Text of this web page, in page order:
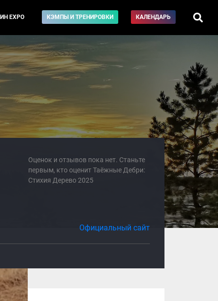
EXPO КЭМПЫ И ТРЕНИРОВКИ КАЛЕНДАРЬ
Оценок и отзывов пока нет. Станьте
первым, кто оценит Таёжные Дебри:
Стихия Дерево 2025
Официальный сайт